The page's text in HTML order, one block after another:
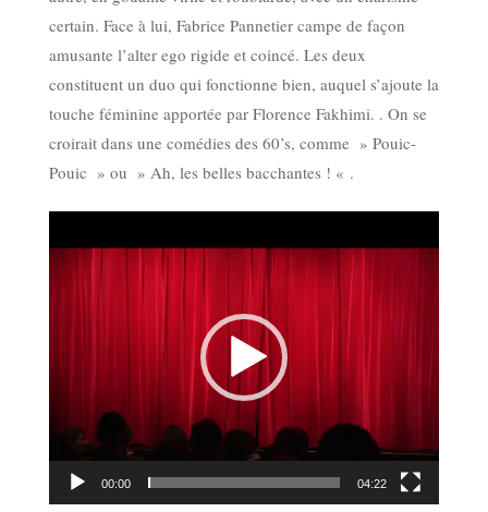
certain. Face à lui, Fabrice Pannetier campe de façon
amusante l’alter ego rigide et coincé. Les deux
constituent un duo qui fonctionne bien, auquel s’ajoute la
touche féminine apportée par Florence Fakhimi. . On se
croirait dans une comédies des 60’s, comme » Pouic-
Pouic » ou » Ah, les belles bacchantes ! « .
vidéo
00:00 04:22